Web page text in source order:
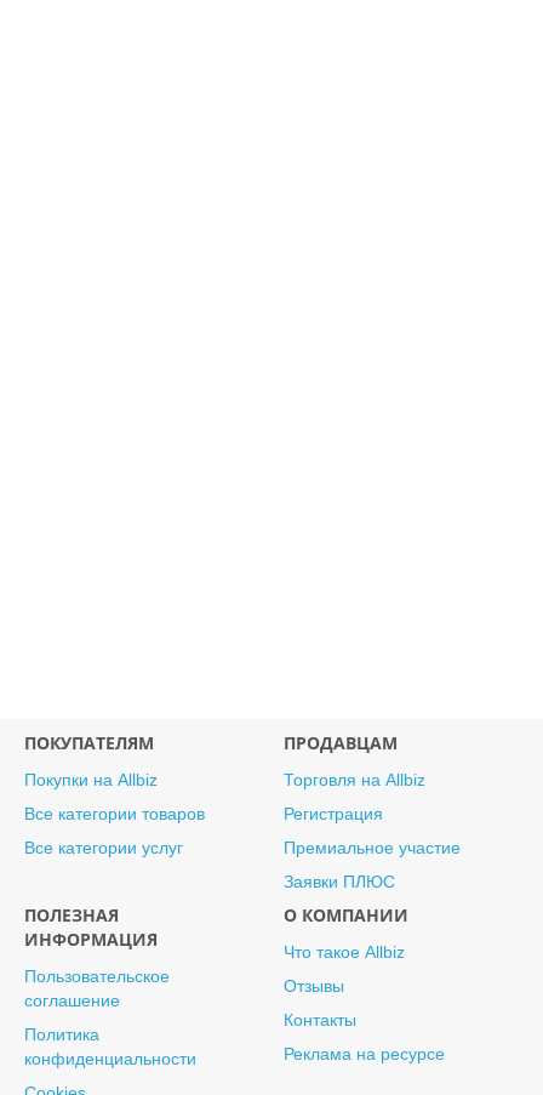
ПОКУПАТЕЛЯМ
Покупки на Allbiz
Все категории товаров
Все категории услуг
ПРОДАВЦАМ
Торговля на Allbiz
Регистрация
Премиальное участие
Заявки ПЛЮС
ПОЛЕЗНАЯ
ИНФОРМАЦИЯ
Пользовательское
соглашение
Политика
конфиденциальности
О КОМПАНИИ
Что такое Allbiz
Отзывы
Контакты
Реклама на ресурсе